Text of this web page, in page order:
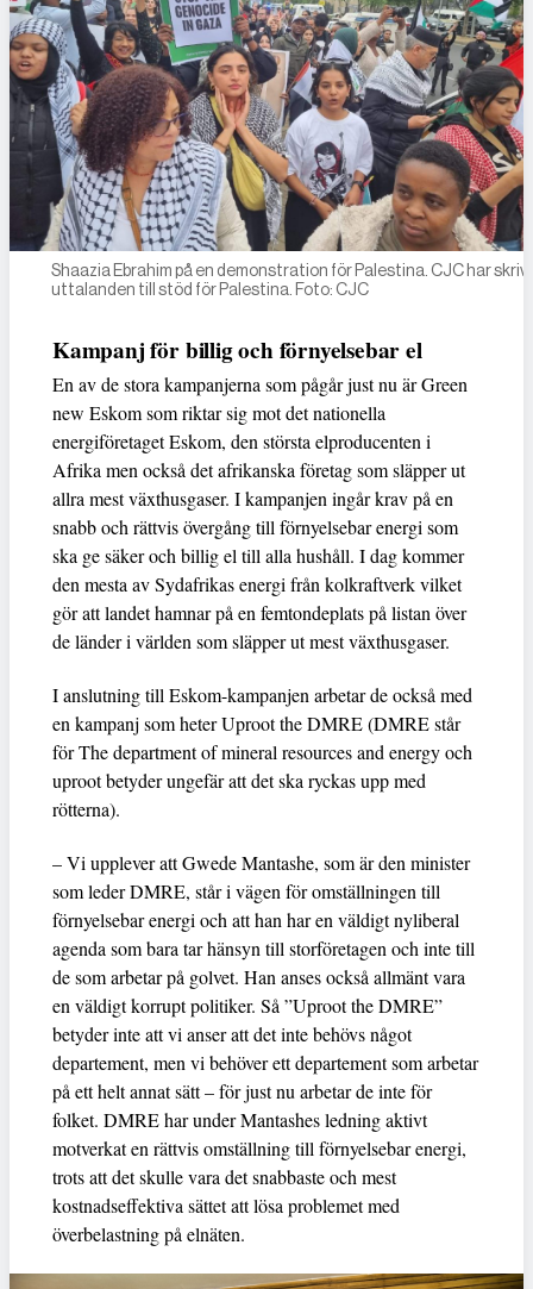
Shaazia Ebrahim på en demonstration för Palestina. CJC har
uttalanden till stöd för Palestina. Foto: CJC
Kampanj för billig och förnyelsebar el
En av de stora kampanjerna som pågår just nu är Green
new Eskom som riktar sig mot det nationella
energiföretaget Eskom, den största elproducenten i
Afrika men också det afrikanska företag som släpper ut
allra mest växthusgaser. I kampanjen ingår krav på en
snabb och rättvis övergång till förnyelsebar energi som
ska ge säker och billig el till alla hushåll. I dag kommer
den mesta av Sydafrikas energi från kolkraftverk vilket
gör att landet hamnar på en femtondeplats på listan över
de länder i världen som släpper ut mest växthusgaser.
I anslutning till Eskom-kampanjen arbetar de också med
en kampanj som heter Uproot the DMRE (DMRE står
för The department of mineral resources and energy och
uproot betyder ungefär att det ska ryckas upp med
rötterna).
– Vi upplever att Gwede Mantashe, som är den minister
som leder DMRE, står i vägen för omställningen till
förnyelsebar energi och att han har en väldigt nyliberal
agenda som bara tar hänsyn till storföretagen och inte till
de som arbetar på golvet. Han anses också allmänt vara
en väldigt korrupt politiker. Så ”Uproot the DMRE”
betyder inte att vi anser att det inte behövs något
departement, men vi behöver ett departement som arbetar
på ett helt annat sätt – för just nu arbetar de inte för
folket. DMRE har under Mantashes ledning aktivt
motverkat en rättvis omställning till förnyelsebar energi,
trots att det skulle vara det snabbaste och mest
kostnadseffektiva sättet att lösa problemet med
överbelastning på elnäten.